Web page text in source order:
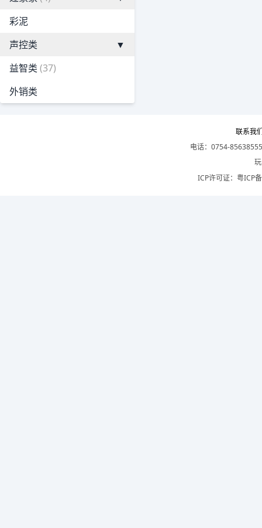
彩泥
声控类
▼
益智类 (37)
外销类
联系我
电话：0754-
ICP许可证： 粤ICP